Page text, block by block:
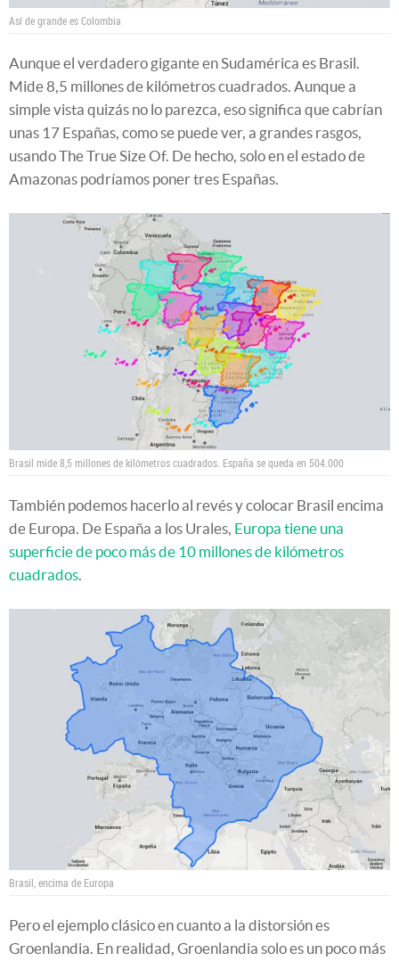
Así de grande es Colombia
Aunque el verdadero gigante en Sudamérica es Brasil.
Mide 8,5 millones de kilómetros cuadrados. Aunque a
simple vista quizás no lo parezca, eso significa que cabrían
unas 17 Españas, como se puede ver, a grandes rasgos,
usando The True Size Of. De hecho, solo en el estado de
Amazonas podríamos poner tres Españas.
Brasil mide 8,5 millones de kilómetros cuadrados. España se queda en 504.000
También podemos hacerlo al revés y colocar Brasil encima
de Europa. De España a los Urales, Europa tiene una
superficie de poco más de 10 millones de kilómetros
cuadrados.
Brasil, encima de Europa
Pero el ejemplo clásico en cuanto a la distorsión es
Groenlandia. En realidad, Groenlandia solo es un poco más